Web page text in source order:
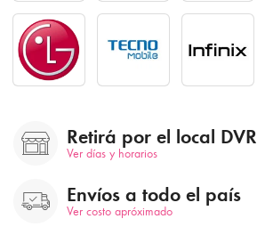
Retirá por el local DVR
Ver días y horarios
Envíos a todo el país
Ver costo apróximado